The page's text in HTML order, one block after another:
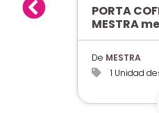
PORTA
MESTRA
De MESTRA
1 Unidad